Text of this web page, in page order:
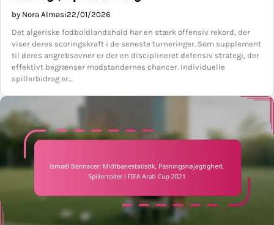
by Nora Almasi22/01/2026
Det algeriske fodboldlandshold har en stærk offensiv rekord, der
viser deres scoringskraft i de seneste turneringer. Som supplement
til deres angrebsevner er der en disciplineret defensiv strategi, der
effektivt begrænser modstandernes chancer. Individuelle
spillerbidrag er…